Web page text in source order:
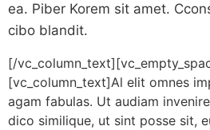
ea. Piber Korem sit amet.
cibo blandit.
[/
[vc_column_text]Al elit omnes
agam fabulas. Ut audiam
dico similique, ut sint posse sit,